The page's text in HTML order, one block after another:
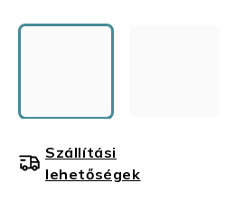
Szállítási
lehetőségek